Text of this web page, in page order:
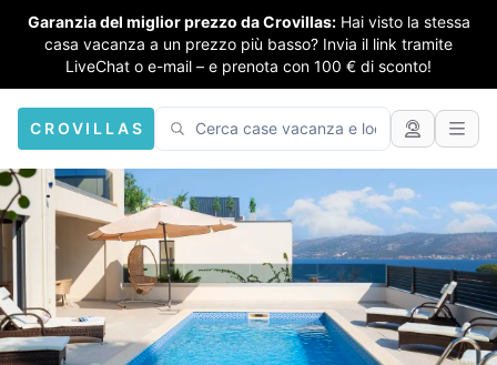
Garanzia del miglior prezzo da Crovillas: Hai visto la stessa
casa vacanza a un prezzo più basso? Invia il link tramite
LiveChat o e-mail – e prenota con 100 € di sconto!
CROVILLAS